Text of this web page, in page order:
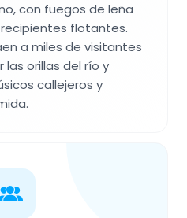
con fuegos de leña
flotantes.
a miles de visitantes
orillas del río y
callejeros y